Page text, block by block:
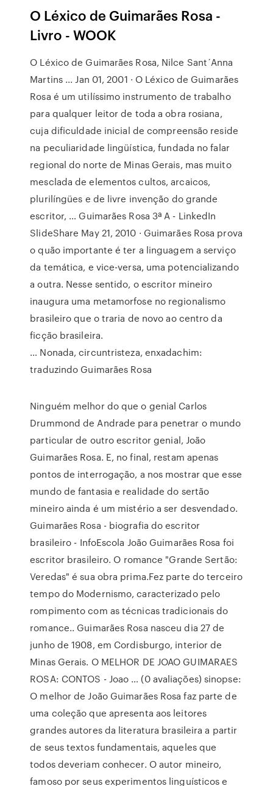
O Léxico de Guimarães Rosa -
Livro - WOOK
O Léxico de Guimarães Rosa, Nilce Sant´Anna
Martins ... Jan 01, 2001 · O Léxico de Guimarães
Rosa é um utilíssimo instrumento de trabalho
para qualquer leitor de toda a obra rosiana,
cuja dificuldade inicial de compreensão reside
na peculiaridade lingüística, fundada no falar
regional do norte de Minas Gerais, mas muito
mesclada de elementos cultos, arcaicos,
plurilíngües e de livre invenção do grande
escritor, … Guimarães Rosa 3ª A - LinkedIn
SlideShare May 21, 2010 · Guimarães Rosa prova
o quão importante é ter a linguagem a serviço
da temática, e vice-versa, uma potencializando
a outra. Nesse sentido, o escritor mineiro
inaugura uma metamorfose no regionalismo
brasileiro que o traria de novo ao centro da
ficção brasileira.
… Nonada, circuntristeza, enxadachim:
traduzindo Guimarães Rosa
Ninguém melhor do que o genial Carlos
Drummond de Andrade para penetrar o mundo
particular de outro escritor genial, João
Guimarães Rosa. E, no final, restam apenas
pontos de interrogação, a nos mostrar que esse
mundo de fantasia e realidade do sertão
mineiro ainda é um mistério a ser desvendado.
Guimarães Rosa - biografia do escritor
brasileiro - InfoEscola João Guimarães Rosa foi
escritor brasileiro. O romance "Grande Sertão:
Veredas" é sua obra prima.Fez parte do terceiro
tempo do Modernismo, caracterizado pelo
rompimento com as técnicas tradicionais do
romance.. Guimarães Rosa nasceu dia 27 de
junho de 1908, em Cordisburgo, interior de
Minas Gerais. O MELHOR DE JOAO GUIMARAES
ROSA: CONTOS - Joao … (0 avaliações) sinopse:
O melhor de João Guimarães Rosa faz parte de
uma coleção que apresenta aos leitores
grandes autores da literatura brasileira a partir
de seus textos fundamentais, aqueles que
todos deveriam conhecer. O autor mineiro,
famoso por seus experimentos linguísticos e